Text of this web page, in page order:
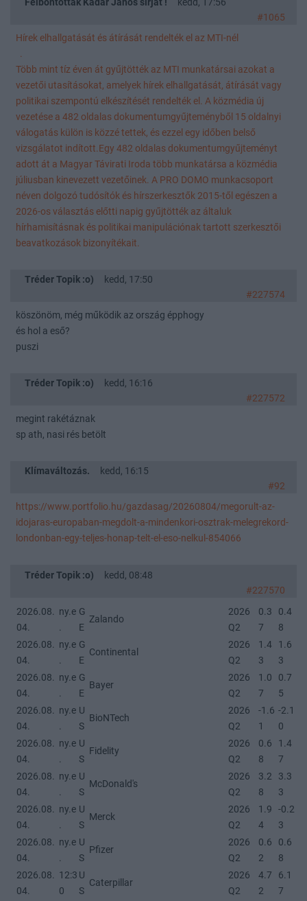
#1065
Hírek elhallgatását és átírását rendelték el az MTI-nél
.
Több mint tíz éven át gyűjtötték az MTI munkatársai azokat a
vezetői utasításokat, amelyek hírek elhallgatását, átírását vagy
politikai szempontú elkészítését rendelték el. A közmédia új
vezetése a 482 oldalas dokumentumgyűjteményből 15 oldalnyi
válogatás külön is közzé tettek, és ezzel egy időben belső
vizsgálatot indított.Egy 482 oldalas dokumentumgyűjteményt
adott át a Magyar Távirati Iroda több munkatársa a közmédia
júliusban kinevezett vezetőinek. A PRO DOMO munkacsoport
néven dolgozó tudósítók és hírszerkesztők 2015-től egészen a
2026-os választás előtti napig gyűjtötték az általuk
hírhamisításnak és politikai manipulációnak tartott szerkesztői
beavatkozások bizonyítékait.
Tréder Topik :o)
kedd, 17:50
#227574
köszönöm, még működik az ország épphogy
és hol a eső?
puszi
Tréder Topik :o)
kedd, 16:16
#227572
megint rakétáznak
sp ath, nasi rés betölt
Klímaváltozás.
kedd, 16:15
#92
https://www.portfolio.hu/gazdasag/20260804/megorult-az-
idojaras-europaban-megdolt-a-mindenkori-osztrak-melegrekord-
londonban-egy-teljes-honap-telt-el-eso-nelkul-854066
Tréder Topik :o)
kedd, 08:48
#227570
2026.08.
04.
ny.e
.
G
E
Zalando
2026
Q2
0.3
7
0.4
8
2026.08.
04.
ny.e
.
G
E
Continental
2026
Q2
1.4
3
1.6
3
2026.08.
04.
ny.e
.
G
E
Bayer
2026
Q2
1.0
7
0.7
5
2026.08.
04.
ny.e
.
U
S
BioNTech
2026
Q2
-1.6
1
-2.1
0
2026.08.
04.
ny.e
.
U
S
Fidelity
2026
Q2
0.6
8
1.4
7
2026.08.
04.
ny.e
.
U
S
McDonald's
2026
Q2
3.2
8
3.3
3
2026.08.
04.
ny.e
.
U
S
Merck
2026
Q2
1.9
4
-0.2
3
2026.08.
04.
ny.e
.
U
S
Pfizer
2026
Q2
0.6
2
0.6
8
2026.08.
04.
12:3
0
U
S
Caterpillar
2026
Q2
4.7
2
6.1
7